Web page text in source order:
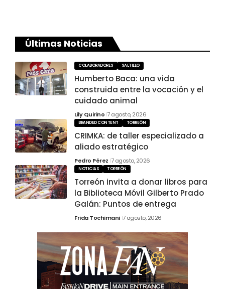
Últimas Noticias
COLABORADORES SALTILLO
Humberto Baca: una vida
construida entre la vocación y el
cuidado animal
Lily Quirino 7 agosto, 2026
BRANDED CONTENT TORREÓN
CRIMKA: de taller especializado a
aliado estratégico
Pedro Pérez 7 agosto, 2026
NOTICIAS TORREÓN
Torreón invita a donar libros para
la Biblioteca Móvil Gilberto Prado
Galán: Puntos de entrega
Frida Tochimani 7 agosto, 2026